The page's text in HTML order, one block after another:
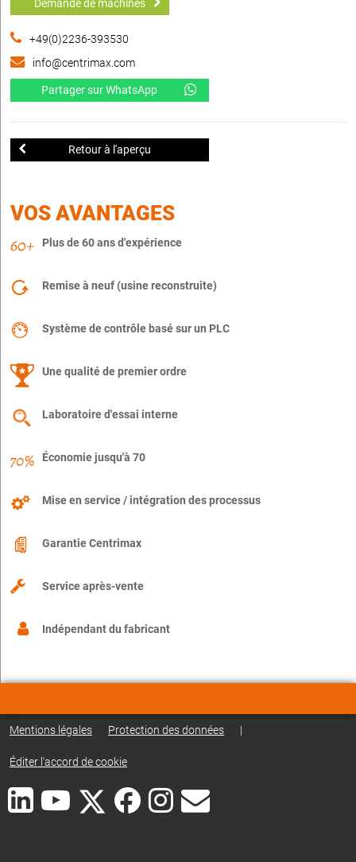
Demande de machines
+49(0)2236-393530
info@centrimax.com
Partager sur WhatsApp
Retour à l'aperçu
VOS AVANTAGES
Plus de 60 ans d'expérience
Remise à neuf (usine reconstruite)
Système de contrôle basé sur un PLC
Une qualité de premier ordre
Laboratoire d'essai interne
Économie jusqu'à 70
Mise en service / intégration des processus
Garantie Centrimax
Service après-vente
Indépendant du fabricant
Mentions légales Protection des données |
Éditer l'accord de cookie